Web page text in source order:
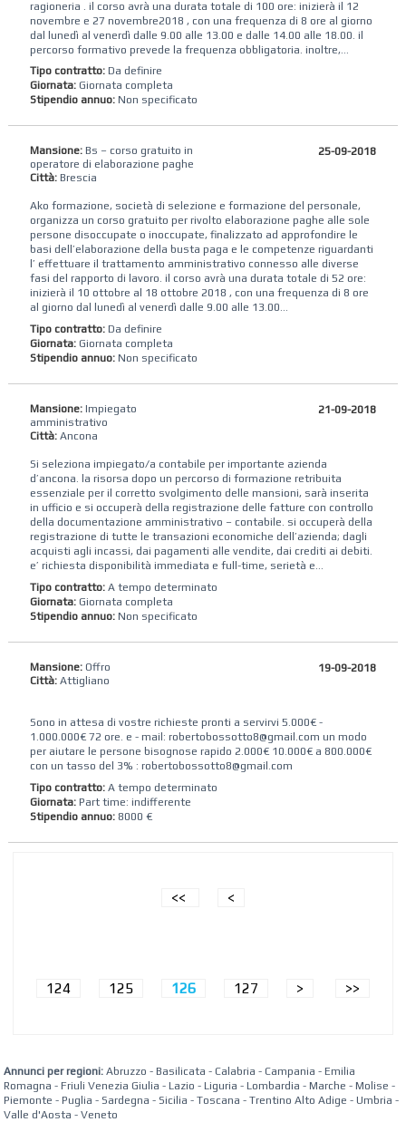
ragioneria . il corso avrà una durata totale di 100 ore: inizierà il 12
novembre e 27 novembre2018 , con una frequenza di 8 ore al giorno
dal lunedì al venerdì dalle 9.00 alle 13.00 e dalle 14.00 alle 18.00. il
percorso formativo prevede la frequenza obbligatoria. inoltre,...
Tipo contratto:Da definire
Giornata: Giornata completa
Stipendio annuo: Non specificato
Mansione:Bs – corso gratuito in
operatore di elaborazione paghe
Città:Brescia
25-09-2018
Ako formazione, società di selezione e formazione del personale,
organizza un corso gratuito per rivolto elaborazione paghe alle sole
persone disoccupate o inoccupate, finalizzato ad approfondire le
basi dell’elaborazione della busta paga e le competenze riguardanti
l’ effettuare il trattamento amministrativo connesso alle diverse
fasi del rapporto di lavoro. il corso avrà una durata totale di 52 ore:
inizierà il 10 ottobre al 18 ottobre 2018 , con una frequenza di 8 ore
al giorno dal lunedì al venerdì dalle 9.00 alle 13.00...
Tipo contratto:Da definire
Giornata: Giornata completa
Stipendio annuo: Non specificato
Mansione:Impiegato
amministrativo
Città:Ancona
21-09-2018
Si seleziona impiegato/a contabile per importante azienda
d’ancona. la risorsa dopo un percorso di formazione retribuita
essenziale per il corretto svolgimento delle mansioni, sarà inserita
in ufficio e si occuperà della registrazione delle fatture con controllo
della documentazione amministrativo – contabile. si occuperà della
registrazione di tutte le transazioni economiche dell’azienda; dagli
acquisti agli incassi, dai pagamenti alle vendite, dai crediti ai debiti.
e’ richiesta disponibilità immediata e full-time, serietà e...
Tipo contratto:A tempo determinato
Giornata: Giornata completa
Stipendio annuo: Non specificato
Mansione:Offro
Città:Attigliano
19-09-2018
Sono in attesa di vostre richieste pronti a servirvi 5.000€ -
1.000.000€ 72 ore. e - mail: robertobossotto8@gmail.com un modo
per aiutare le persone bisognose rapido 2.000€ 10.000€ a 800.000€
con un tasso del 3% : robertobossotto8@gmail.com
Tipo contratto:A tempo determinato
Giornata: Part time: indifferente
Stipendio annuo: 8000 €
<< <
124 125 126 127 > >>
Annunci per regioni: Abruzzo -Basilicata -Calabria -Campania -Emilia
Romagna -Friuli Venezia Giulia -Lazio -Liguria -Lombardia -Marche -Molise -
Piemonte -Puglia - Sardegna - Sicilia -Toscana -Trentino Alto Adige -Umbria -
Valle d'Aosta -Veneto